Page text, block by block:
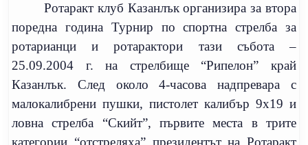
Ротаракт клуб Казанлък организира за втора
поредна година Турнир по спортна стрелба за
ротарианци и ротарактори тази събота –
25.09.2004 г. на стрелбище “Рипелон” край
Казанлък. След около 4-часова надпревара с
малокалибрени пушки, пистолет калибър 9х19 и
ловна стрелба “Скийт”, първите места в трите
категории “отстреляха” президентът на Ротаракт